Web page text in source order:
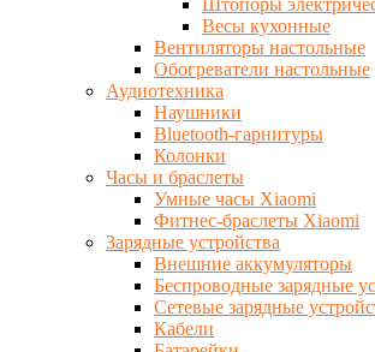
Штопоры
Весы кухонные
Вентиляторы настольные
Обогреватели настольные
Аудиотехника
Наушники
Bluetooth-гарнитуры
Колонки
Часы и браслеты
Умные часы Xiaomi
Фитнес-браслеты Xiaomi
Зарядные устройства
Внешние аккумуляторы
Беспроводные зарядные
Сетевые зарядные
Кабели